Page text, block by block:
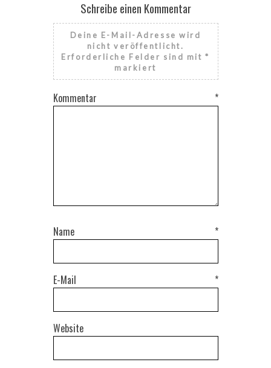
Schreibe einen Kommentar
Deine E-Mail-Adresse wird
nicht veröffentlicht.
Erforderliche Felder sind mit*
markiert
Kommentar *
Name *
E-Mail *
Website